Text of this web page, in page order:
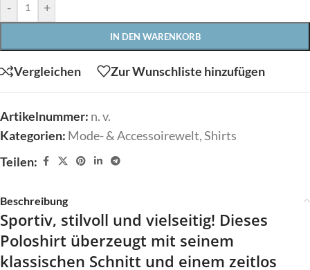
- +
IN DEN WARENKORB
Vergleichen Zur Wunschliste hinzufügen
Artikelnummer: n. v.
Kategorien: Mode- & Accessoirewelt,Shirts
Teilen:
Beschreibung
Sportiv, stilvoll und vielseitig! Dieses
Poloshirt überzeugt mit seinem
klassischen Schnitt und einem zeitlos